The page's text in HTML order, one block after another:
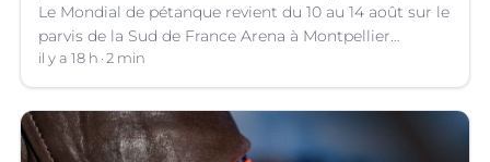
Le Mondial de pétanque revient du 10 au 14 août sur le
parvis de la Sud de France Arena à Montpellier
(Hérault).
il y a 18 h 2 min